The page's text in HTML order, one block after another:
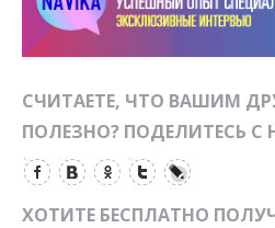
СЧИТАЕТЕ, ЧТО ВАШИМ
ПОЛЕЗНО? ПОДЕЛИТЕСЬ С
ХОТИТЕ БЕСПЛАТНО